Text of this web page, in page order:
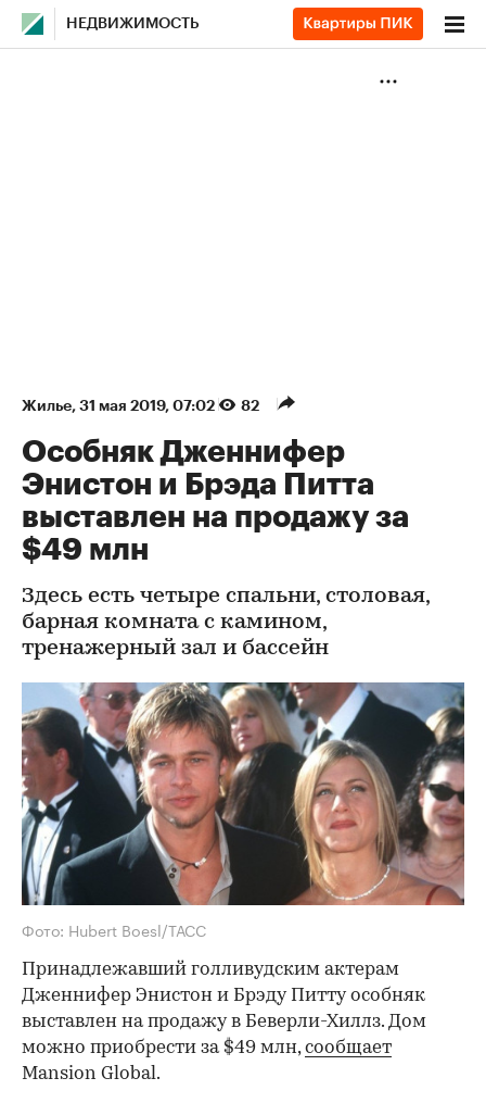
НЕДВИЖИМОСТЬ
Жилье⁠, 31 мая 2019, 07:02 82
Особняк Дженнифер
Энистон и Брэда Питта
выставлен на продажу за
$49 млн
Здесь есть четыре спальни, столовая,
барная комната с камином,
тренажерный зал и бассейн
Фото: Hubert Boesl/ТАСС
Принадлежавший голливудским актерам
Дженнифер Энистон и Брэду Питту особняк
выставлен на продажу в Беверли-Хиллз. Дом
можно приобрести за $49 млн,сообщает
Mansion Global.